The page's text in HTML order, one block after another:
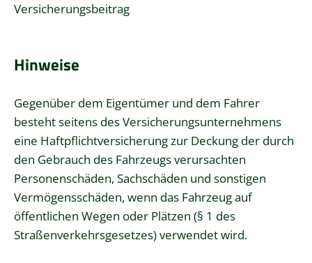
Versicherungsbeitrag
Hinweise
Gegenüber dem Eigentümer und dem Fahrer
besteht seitens des Versicherungsunternehmens
eine Haftpflichtversicherung zur Deckung der durch
den Gebrauch des Fahrzeugs verursachten
Personenschäden, Sachschäden und sonstigen
Vermögensschäden, wenn das Fahrzeug auf
öffentlichen Wegen oder Plätzen (§ 1 des
Straßenverkehrsgesetzes) verwendet wird.